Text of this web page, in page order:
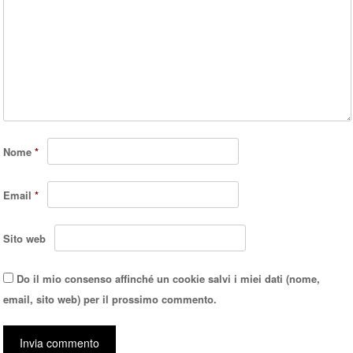
Nome*
Email*
Sito web
Do il mio consenso affinché un cookie salvi i miei dati (nome,
email, sito web) per il prossimo commento.